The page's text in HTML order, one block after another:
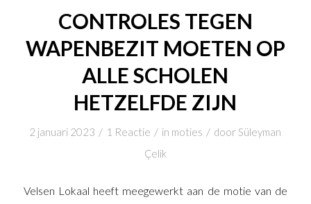
CONTROLES TEGEN
WAPENBEZIT MOETEN OP
ALLE SCHOLEN
HETZELFDE ZIJN
2 januari 2023 / 1 Reactie / in moties / door Süleyman
Çelik
Velsen Lokaal heeft meegewerkt aan de motie van de